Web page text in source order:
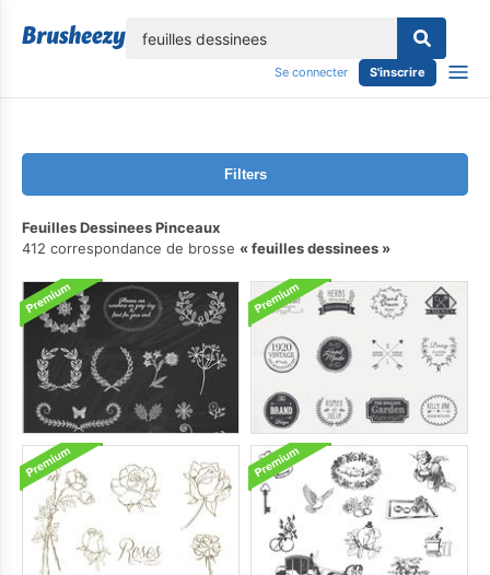
Se connecter S'inscrire
Filters
Feuilles Dessinees Pinceaux
412 correspondance de brosse
feuilles dessinees